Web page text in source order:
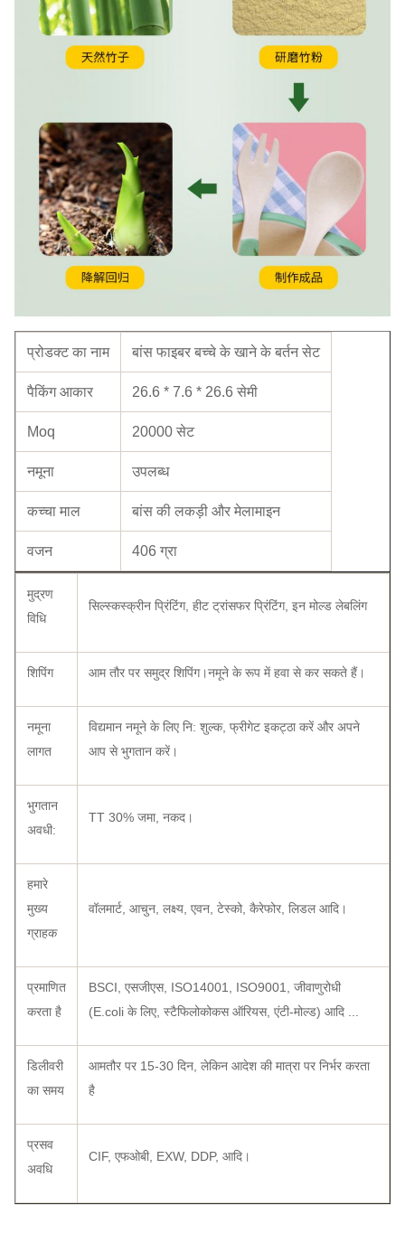
प्रोडक्ट का नाम बांस फाइबर बच्चे के खाने के बर्तन सेट
पैकिंग आकार 26.6 * 7.6 * 26.6 सेमी
Moq 20000 सेट
नमूना उपलब्ध
कच्चा माल बांस की लकड़ी और मेलामाइन
वजन 406 ग्रा
मुद्रण
विधि
सिल्स्कस्क्रीन प्रिंटिंग, हीट ट्रांसफर प्रिंटिंग, इन मोल्ड लेबलिंग
शिपिंग आम तौर पर समुद्र शिपिंग।नमूने के रूप में हवा से कर सकते हैं।
नमूना
लागत
विद्यमान नमूने के लिए नि: शुल्क, फ्रीगेट इकट्ठा करें और अपने
आप से भुगतान करें।
भुगतान
अवधी:
TT 30% जमा, नकद।
हमारे
मुख्य
ग्राहक
वॉलमार्ट, आचुन, लक्ष्य, एवन, टेस्को, कैरेफोर, लिडल आदि।
प्रमाणित
करता है
BSCI, एसजीएस, ISO14001, ISO9001, जीवाणुरोधी
(E.coli के लिए, स्टैफिलोकोकस ऑरियस, एंटी-मोल्ड) आदि ...
डिलीवरी
का समय
आमतौर पर 15-30 दिन, लेकिन आदेश की मात्रा पर निर्भर करता
है
प्रसव
अवधि
CIF, एफओबी, EXW, DDP, आदि।